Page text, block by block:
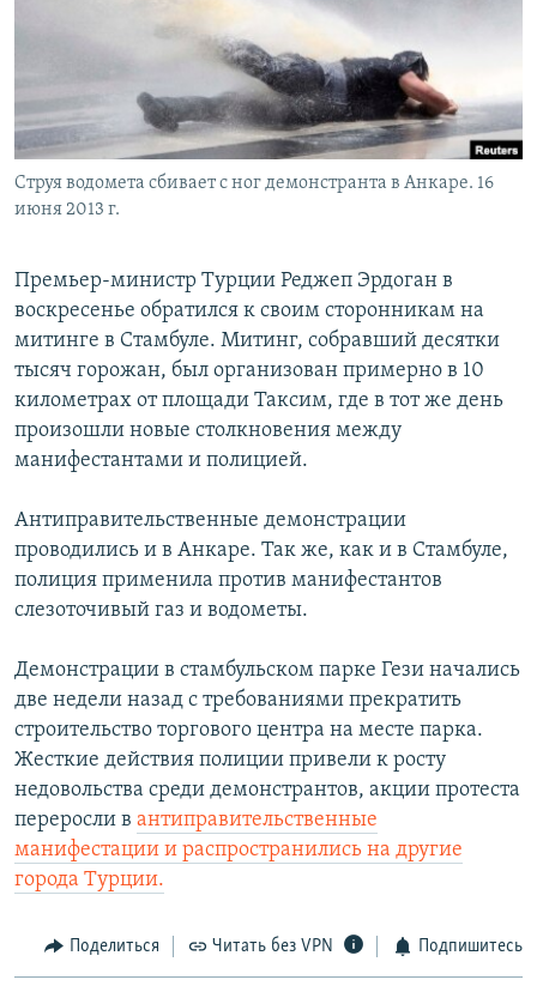
РАСПИСАНИЕ ВЕЩАНИЯ
ПОДПИШИТЕСЬ НА РАССЫЛКУ
СОЦИАЛЬНЫЕ СЕТИ
Все сайты РСЕ/РС
Струя водомета сбивает с ног демонстранта в Анкаре. 16
июня 2013 г.
Премьер-министр Турции Реджеп Эрдоган в
воскресенье обратился к своим сторонникам на
митинге в Стамбуле. Митинг, собравший десятки
тысяч горожан, был организован примерно в 10
километрах от площади Таксим, где в тот же день
произошли новые столкновения между
манифестантами и полицией.
Антиправительственные демонстрации
проводились и в Анкаре. Так же, как и в Стамбуле,
полиция применила против манифестантов
слезоточивый газ и водометы.
Демонстрации в стамбульском парке Гези начались
две недели назад с требованиями прекратить
строительство торгового центра на месте парка.
Жесткие действия полиции привели к росту
недовольства среди демонстрантов, акции протеста
переросли в антиправительственные
манифестации и распространились на другие
города Турции.
Поделиться Читать без VPN Подпишитесь